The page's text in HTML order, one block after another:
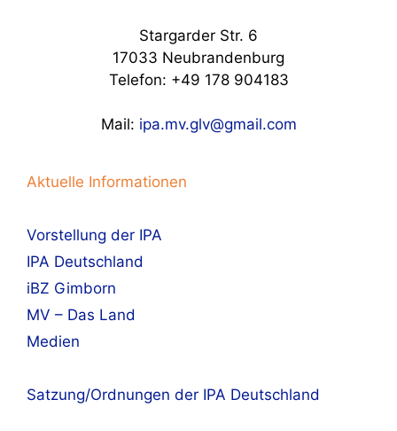
Stargarder Str. 6
17033 Neubrandenburg
Telefon: +49 178 904183
Mail: ipa.mv.glv@gmail.com
Aktuelle Informationen
Vorstellung der IPA
IPA Deutschland
iBZ Gimborn
MV – Das Land
Medien
Satzung/Ordnungen der IPA Deutschland